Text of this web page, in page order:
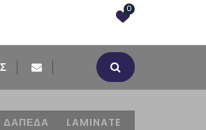
0
ΔΑΠΕΔΑ LAMINATE